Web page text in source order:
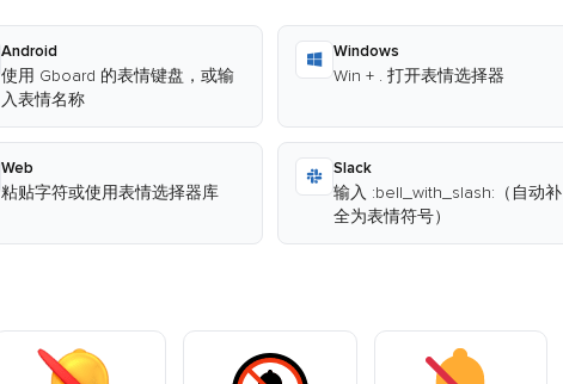
Android
使用 Gboard 的表情键盘，或输
入表情名称
Windows
Win + . 打开表情选择器
Web
粘贴字符或使用表情选择器库
Slack
输入 :bell_with_slash:（自动补
全为表情符号）